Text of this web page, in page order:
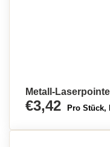
Metall-
€3,42 Pro Stück,